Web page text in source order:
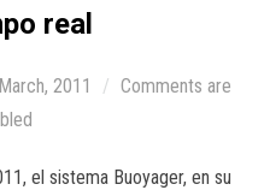
real
2011
Comments are
el sistema Buoyager, en su